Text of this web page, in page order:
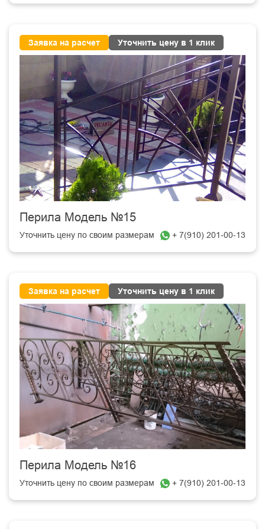
Заявка на расчет Уточнить цену в 1 клик
Перила Модель №15
Уточнить цену по своим размерам + 7(910) 201-00-13
Заявка на расчет Уточнить цену в 1 клик
Перила Модель №16
Уточнить цену по своим размерам + 7(910) 201-00-13